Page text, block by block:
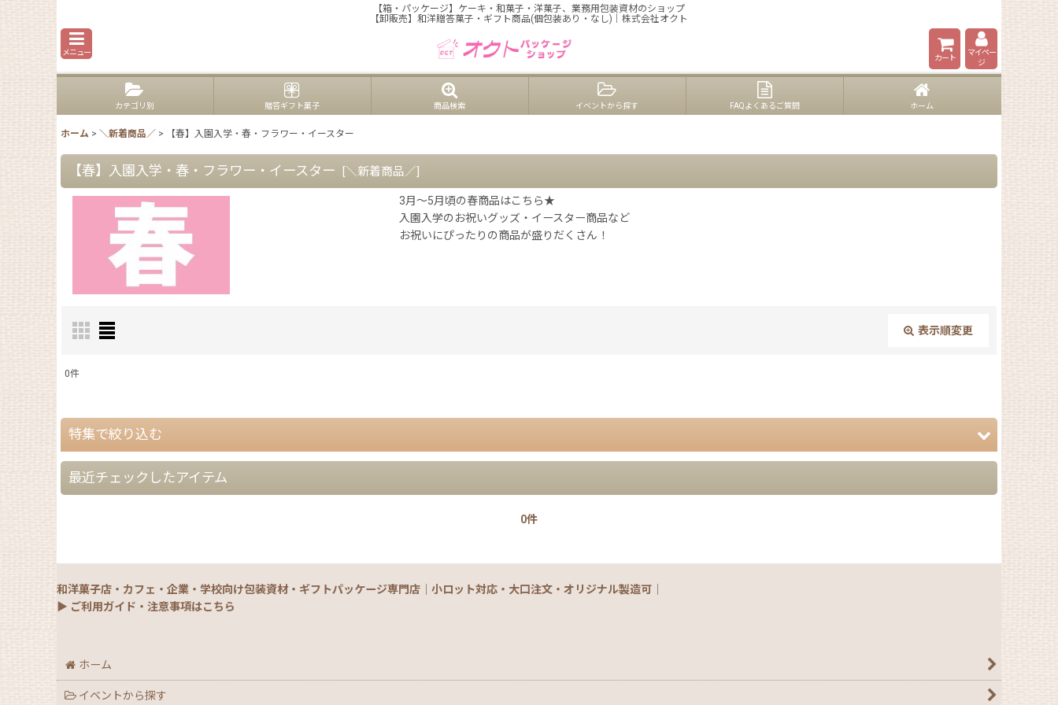
【箱・パッケージ】ケーキ・和菓子・洋菓子、業務用包装資材のショップ
【卸販売】和洋贈答菓子・ギフト商品(個包装あり・なし)｜株式会社オクト
メニュー
カート
マイペー
ジ
カテゴリ別 贈答ギフト菓子 商品検索 イベントから探す FAQよくあるご質問 ホーム
ホーム > ＼新着商品／ > 【春】入園入学・春・フラワー・イースター
【春】入園入学・春・フラワー・イースター [＼新着商品／]
3月〜5月頃の春商品はこちら★
入園入学のお祝いグッズ・イースター商品など
お祝いにぴったりの商品が盛りだくさん！
表示順変更
在庫あり
並び順:
絞り込む
0件
特集で絞り込む
【夏】さわやかパッケージ
【銘菓撰29・秋冬】菓子単品・プチギフト
【秋】秋のおすすめパッケージ
最近チェックしたアイテム
0件
和洋菓子店・カフェ・企業・学校向け包装資材・ギフトパッケージ専門店｜小ロット対応・大口注文・オリジナル製造可｜
▶ ご利用ガイド・注意事項はこちら
ホーム
イベントから探す